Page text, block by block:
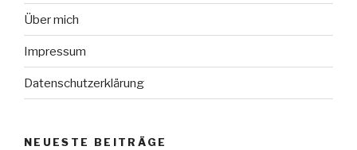
Über mich
Impressum
Datenschutzerklärung
NEUESTE BEITRÄGE